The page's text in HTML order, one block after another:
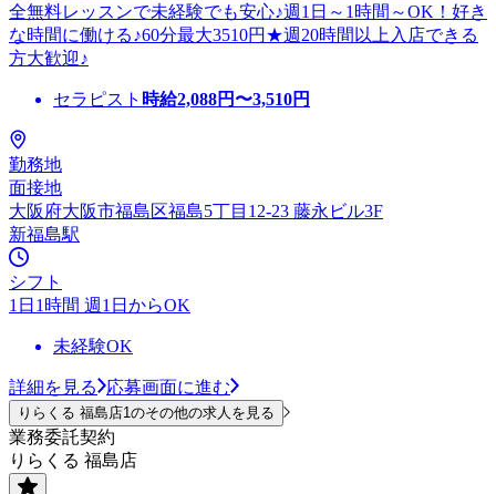
全無料レッスンで未経験でも安心♪週1日～1時間～OK！好き
な時間に働ける♪60分最大3510円★週20時間以上入店できる
方大歓迎♪
セラピスト 時給2,088円〜3,510円
勤務地
面接地
大阪府大阪市福島区福島5丁目12-23 藤永ビル3F
新福島駅
シフト
1日1時間 週1日からOK
未経験OK
詳細を見る 応募画面に進む
りらくる 福島店1のその他の求人を見る
業務委託契約
りらくる 福島店